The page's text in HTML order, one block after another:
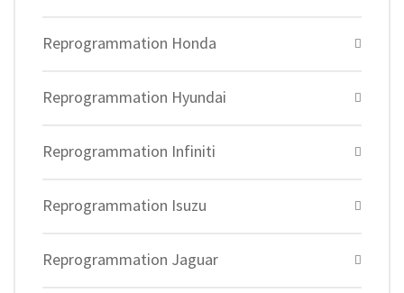
Reprogrammation Honda
Reprogrammation Hyundai
Reprogrammation Infiniti
Reprogrammation Isuzu
Reprogrammation Jaguar